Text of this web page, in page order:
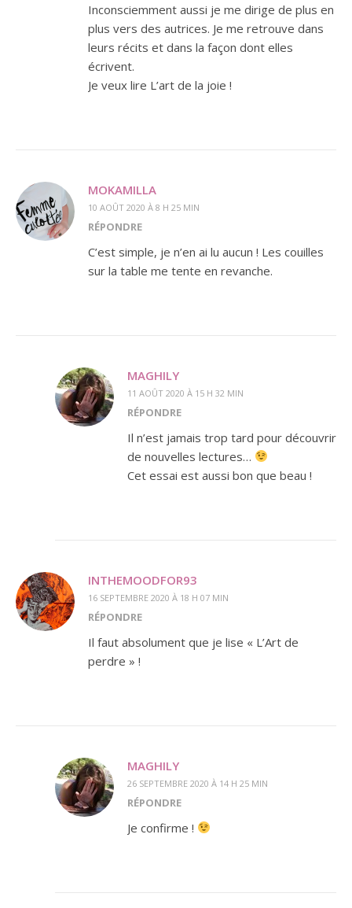
Inconsciemment aussi je me dirige de plus en
plus vers des autrices. Je me retrouve dans
leurs récits et dans la façon dont elles
écrivent.
Je veux lire L’art de la joie !
MOKAMILLA
10 AOÛT 2020 À 8 H 25 MIN
RÉPONDRE
C’est simple, je n’en ai lu aucun ! Les couilles
sur la table me tente en revanche.
MAGHILY
11 AOÛT 2020 À 15 H 32 MIN
RÉPONDRE
Il n’est jamais trop tard pour découvrir
de nouvelles lectures…
Cet essai est aussi bon que beau !
INTHEMOODFOR93
16 SEPTEMBRE 2020 À 18 H 07 MIN
RÉPONDRE
Il faut absolument que je lise « L’Art de
perdre » !
MAGHILY
26 SEPTEMBRE 2020 À 14 H 25 MIN
RÉPONDRE
Je confirme !